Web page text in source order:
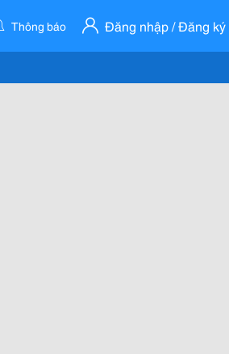
Thông báo Đăng nhập / Đăng ký